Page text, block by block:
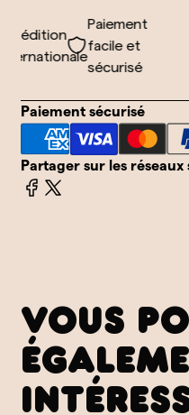
Paiement
facile et
sécurisé
Paiement sécurisé
Partager sur les réseaux
VOUS